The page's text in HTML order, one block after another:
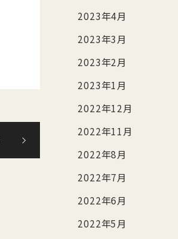
2023年4月
2023年3月
2023年2月
2023年1月
2022年12月
2022年11月
2022年8月
2022年7月
2022年6月
2022年5月